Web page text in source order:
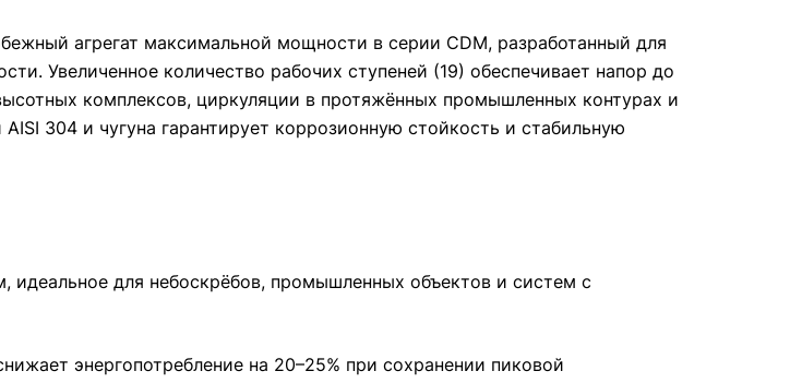
агрегат максимальной мощности в серии CDM, разработанный для
Увеличенное количество рабочих ступеней (19) обеспечивает напор до
комплексов, циркуляции в протяжённых промышленных контурах и
304 и чугуна гарантирует коррозионную стойкость и стабильную
идеальное для небоскрёбов, промышленных объектов и систем с
энергопотребление на 20–25% при сохранении пиковой